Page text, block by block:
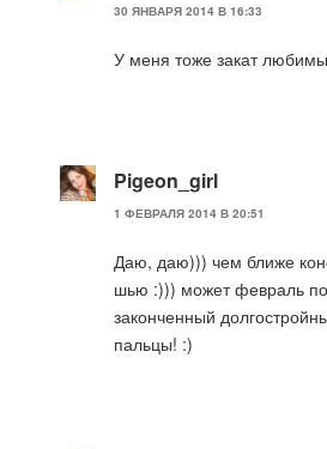
30 ЯНВАРЯ 2014 В 16:33
У меня тоже закат
Pigeon_girl
1 ФЕВРАЛЯ 2014 В 20:51
Даю, даю))) чем ближе
шью :))) может февраль
законченный
пальцы! :)